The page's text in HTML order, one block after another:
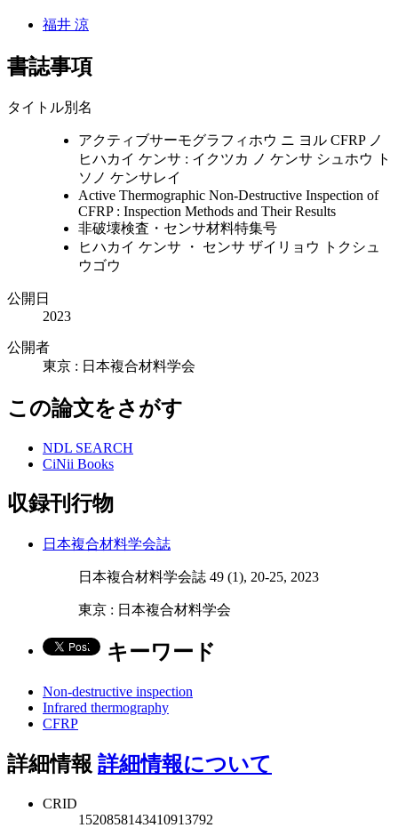
福井 涼
書誌事項
タイトル別名
アクティブサーモグラフィホウ ニ ヨル CFRP ノ
ヒハカイ ケンサ : イクツカ ノ ケンサ シュホウ ト
ソノ ケンサレイ
Active Thermographic Non-Destructive Inspection of
CFRP : Inspection Methods and Their Results
非破壊検査・センサ材料特集号
ヒハカイ ケンサ ・ センサ ザイリョウ トクシュ
ウゴウ
公開日
2023
公開者
東京 : 日本複合材料学会
この論文をさがす
NDL SEARCH
CiNii Books
収録刊行物
日本複合材料学会誌
日本複合材料学会誌 49 (1), 20-25, 2023
東京 : 日本複合材料学会
キーワード
Non-destructive inspection
Infrared thermography
CFRP
詳細情報 詳細情報について
CRID
1520858143410913792